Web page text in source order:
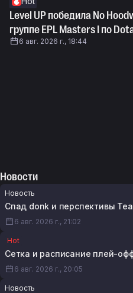
Level UP победила No
группе EPL Masters I по
6 авг. 2026 г., 18:44
Новости
Новость
Спад donk и перспективы
6 авг. 2026 г., 21:02
Hot
Сетка и расписание плей-
6 авг. 2026 г., 20:05
Новость